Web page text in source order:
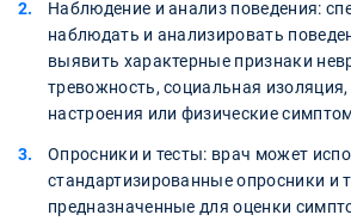
Наблюдение и анализ поведения:
наблюдать и анализировать
выявить характерные признаки
тревожность, социальная
настроения или физические
Опросники и тесты: врач может
стандартизированные опросники и
предназначенные для оценки